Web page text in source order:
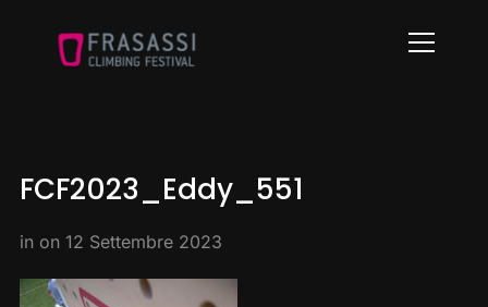
Info
FCF2023_Eddy_551
in on 12 Settembre 2023